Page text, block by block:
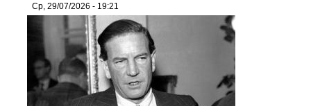
Ср, 29/07/2026 - 19:21